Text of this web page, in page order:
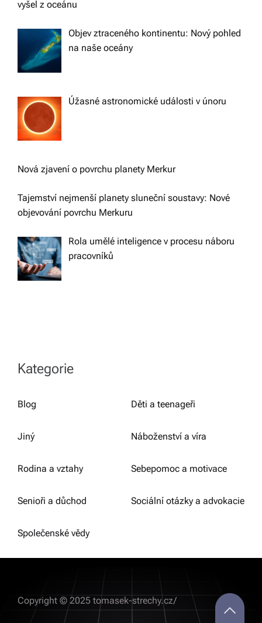
vyšel z oceánu
Objev ztraceného kontinentu: Nový pohled
na naše oceány
Úžasné astronomické události v únoru
Nová zjavení o povrchu planety Merkur
Tajemství nejmenší planety sluneční soustavy: Nové
objevování povrchu Merkuru
Rola umělé inteligence v procesu náboru
pracovníků
Kategorie
Blog Děti a teenageři
Jiný Náboženství a víra
Rodina a vztahy Sebepomoc a motivace
Senioři a důchod Sociální otázky a advokacie
Společenské vědy
Copyright © 2025 tomasek-strechy.cz/